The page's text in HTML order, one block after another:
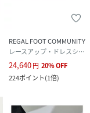
REGAL FOOT COMMUNITY
レースアップ・ドレスシューズ
24,640円 20%OFF
224ポイント(1倍)